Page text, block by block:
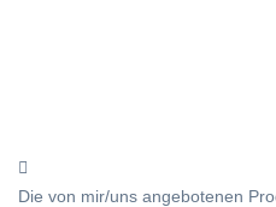
Die von mir/uns angebotenen